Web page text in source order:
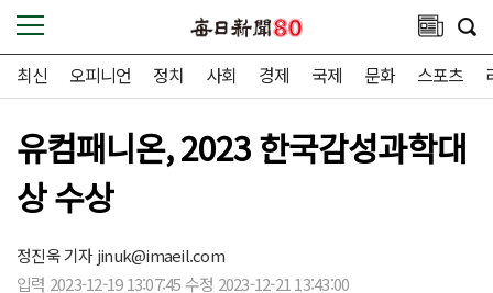
최신 오피니언 정치 사회 경제 국제 문화 스포츠
유컴패니온, 2023 한국감성과학대
상 수상
정진욱 기자jinuk@imaeil.com
입력 2023-12-19 13:07:45 수정 2023-12-21 13:43:00